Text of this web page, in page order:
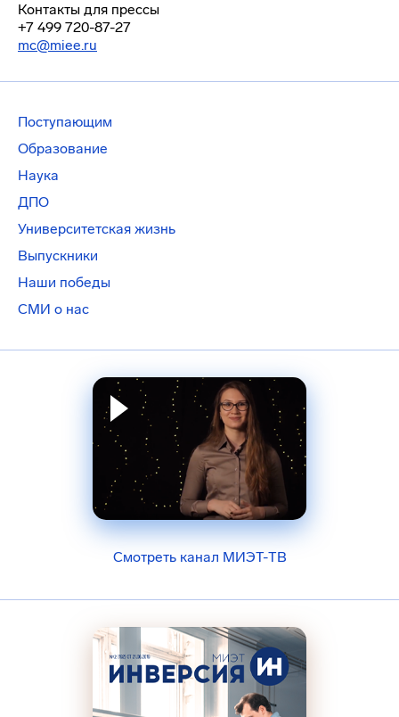
Контакты для прессы
+7 499 720-87-27
mc@miee.ru
Поступающим
Образование
Наука
ДПО
Университетская жизнь
Выпускники
Наши победы
СМИ о нас
Смотреть канал МИЭТ-ТВ